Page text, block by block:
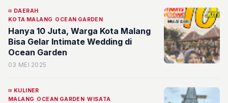
DAERAH
KOTA MALANG OCEAN GARDEN
Hanya 10 Juta, Warga Kota Malang
Bisa Gelar Intimate Wedding di
Ocean Garden
03 MEI 2025
KULINER
MALANG OCEAN GARDEN WISATA